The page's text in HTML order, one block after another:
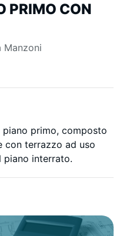
PRIMO CON
Manzoni
primo, composto
con terrazzo ad uso
piano interrato.